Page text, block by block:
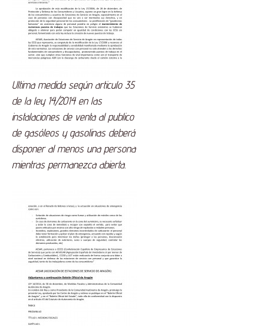
Ultima medida según articulo 35
de la ley 14/2014 en las
instalaciones de venta al publico
de gasóleos y gasolinas deberá
disponer al menos una persona
mientras permanezca abierta.